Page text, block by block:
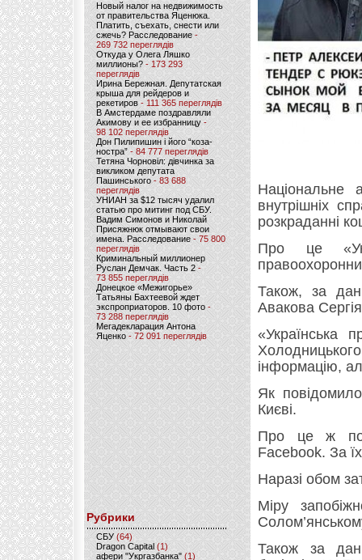
Новый налог на недвижимость
от правительства Яценюка.
Платить, съехать, снести или
сжечь? Расследование-
269 732 переглядів
Откуда у Олега Ляшко
миллионы? - 173 293
переглядів
Ирина Бережная. Депутатская
крыша для рейдеров и
рекетиров - 111 365 переглядів
В Амстердаме поздравляли
Акимову и ее избранницу -
98 102 переглядів
Дон Пилипишин і його “коза-
ностра” - 84 777 переглядів
Тетяна Чорновіл: дівчинка за
викликом депутата
Пашинського- 83 688
переглядів
УНИАН за $12 тысяч удалил
статью про митинг под СБУ.
Вадим Симонов и Николай
Присяжнюк отмывают свои
имена. Расследование - 75 800
переглядів
Криминальный миллионер
Руслан Демчак. Часть 2-
73 855 переглядів
Донецкое «Межигорье»
Татьяны Бахтеевой ждет
экспроприаторов. 10 фото -
73 288 переглядів
Мегадекларация Антона
Яценко - 72 091 переглядів
Рубрики
CБУ (64)
Dragon Capital (1)
афери "Укргазбанка" (1)
Національне
внутрішніх
розкраданні
Про це
Також, за
Авакова
«Українська
інформацію,
Як
Києві.
Про це ж
Facebook. За
Наразі обом
Міру
Також за